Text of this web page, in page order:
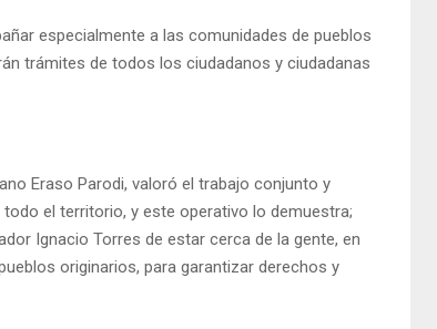
especialmente a las comunidades de pueblos
trámites de todos los ciudadanos y ciudadanas
Eraso Parodi, valoró el trabajo conjunto y
el territorio, y este operativo lo demuestra;
Ignacio Torres de estar cerca de la gente, en
originarios, para garantizar derechos y